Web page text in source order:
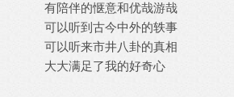
有陪伴的惬意和优哉游哉
可以听到古今中外的轶事
可以听来市井八卦的真相
大大满足了我的好奇心